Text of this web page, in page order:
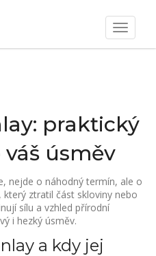
Zobrazit
navigaci
praktický
úsměv
nejde o náhodný termín, ale o
ztratil část skloviny nebo
sílu a vzhled přírodní
i hezký úsměv.
a kdy jej